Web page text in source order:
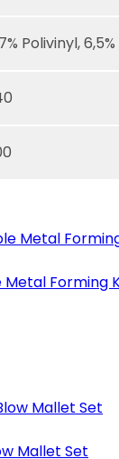
Polivinyl, 6,5%
Forming
Mallet Set